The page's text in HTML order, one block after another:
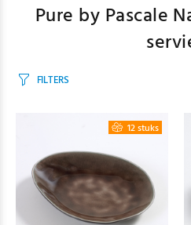
Pure by Pascale
FILTERS
12 stuks